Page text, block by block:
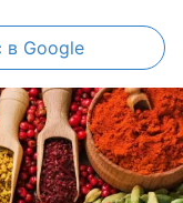
в Google